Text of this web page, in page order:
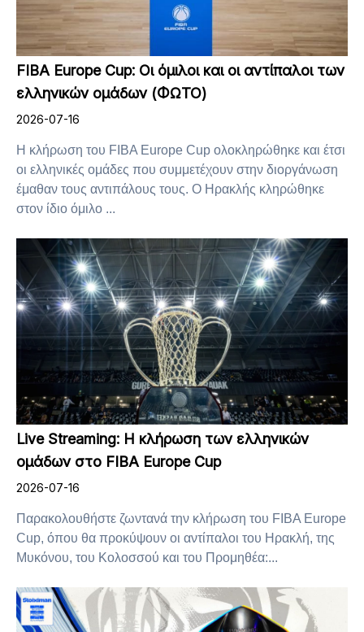
FIBA Europe Cup: Οι όμιλοι και οι αντίπαλοι των
ελληνικών ομάδων (ΦΩΤΟ)
2026-07-16
Η κλήρωση του FIBA Europe Cup ολοκληρώθηκε και έτσι
οι ελληνικές ομάδες που συμμετέχουν στην διοργάνωση
έμαθαν τους αντιπάλους τους. Ο Ηρακλής κληρώθηκε
στον ίδιο όμιλο ...
Live Streaming: Η κλήρωση των ελληνικών
ομάδων στο FIBA Europe Cup
2026-07-16
Παρακολουθήστε ζωντανά την κλήρωση του FIBA Europe
Cup, όπου θα προκύψουν οι αντίπαλοι του Ηρακλή, της
Μυκόνου, του Κολοσσού και του Προμηθέα:...